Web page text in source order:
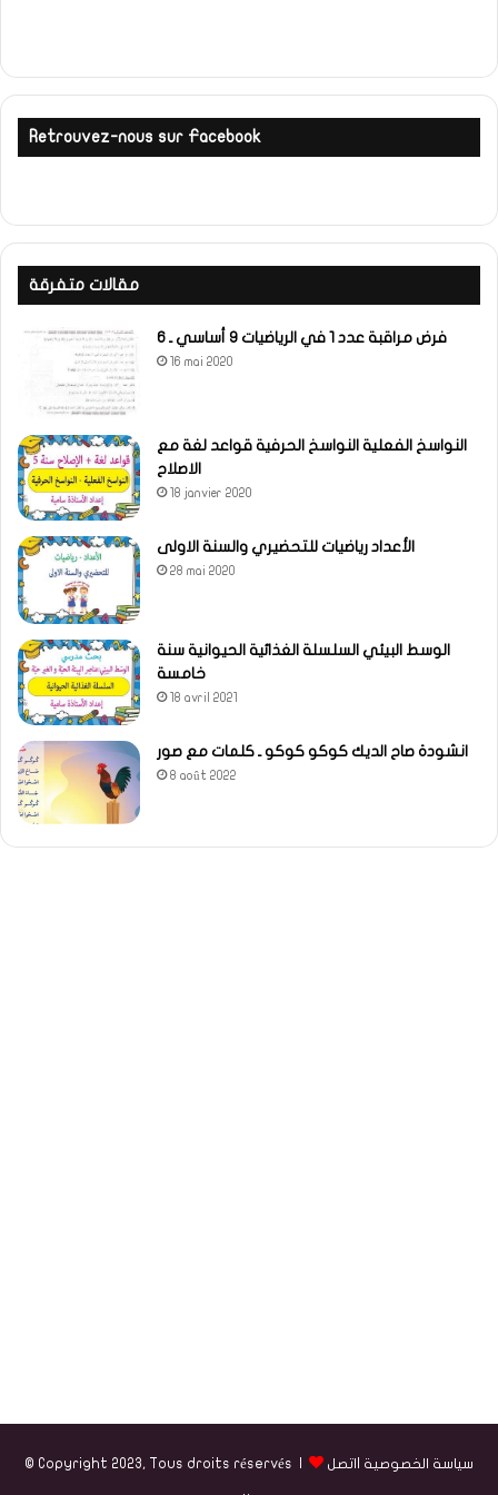
Retrouvez-nous sur Facebook
مقالات متفرقة
فرض مراقبة عدد 1 في الرياضيات 9 أساسي ـ 6
16 mai 2020
النواسخ الفعلية النواسخ الحرفية قواعد لغة مع
الاصلاح
18 janvier 2020
الأعداد رياضيات للتحضيري والسنة الاولى
28 mai 2020
الوسط البيئي السلسلة الغذائية الحيوانية سنة
خامسة
18 avril 2021
انشودة صاح الديك كوكو كوكو ـ كلمات مع صور
8 août 2022
© Copyright 2023, Tous droits réservés | سياسة الخصوصية اتصل